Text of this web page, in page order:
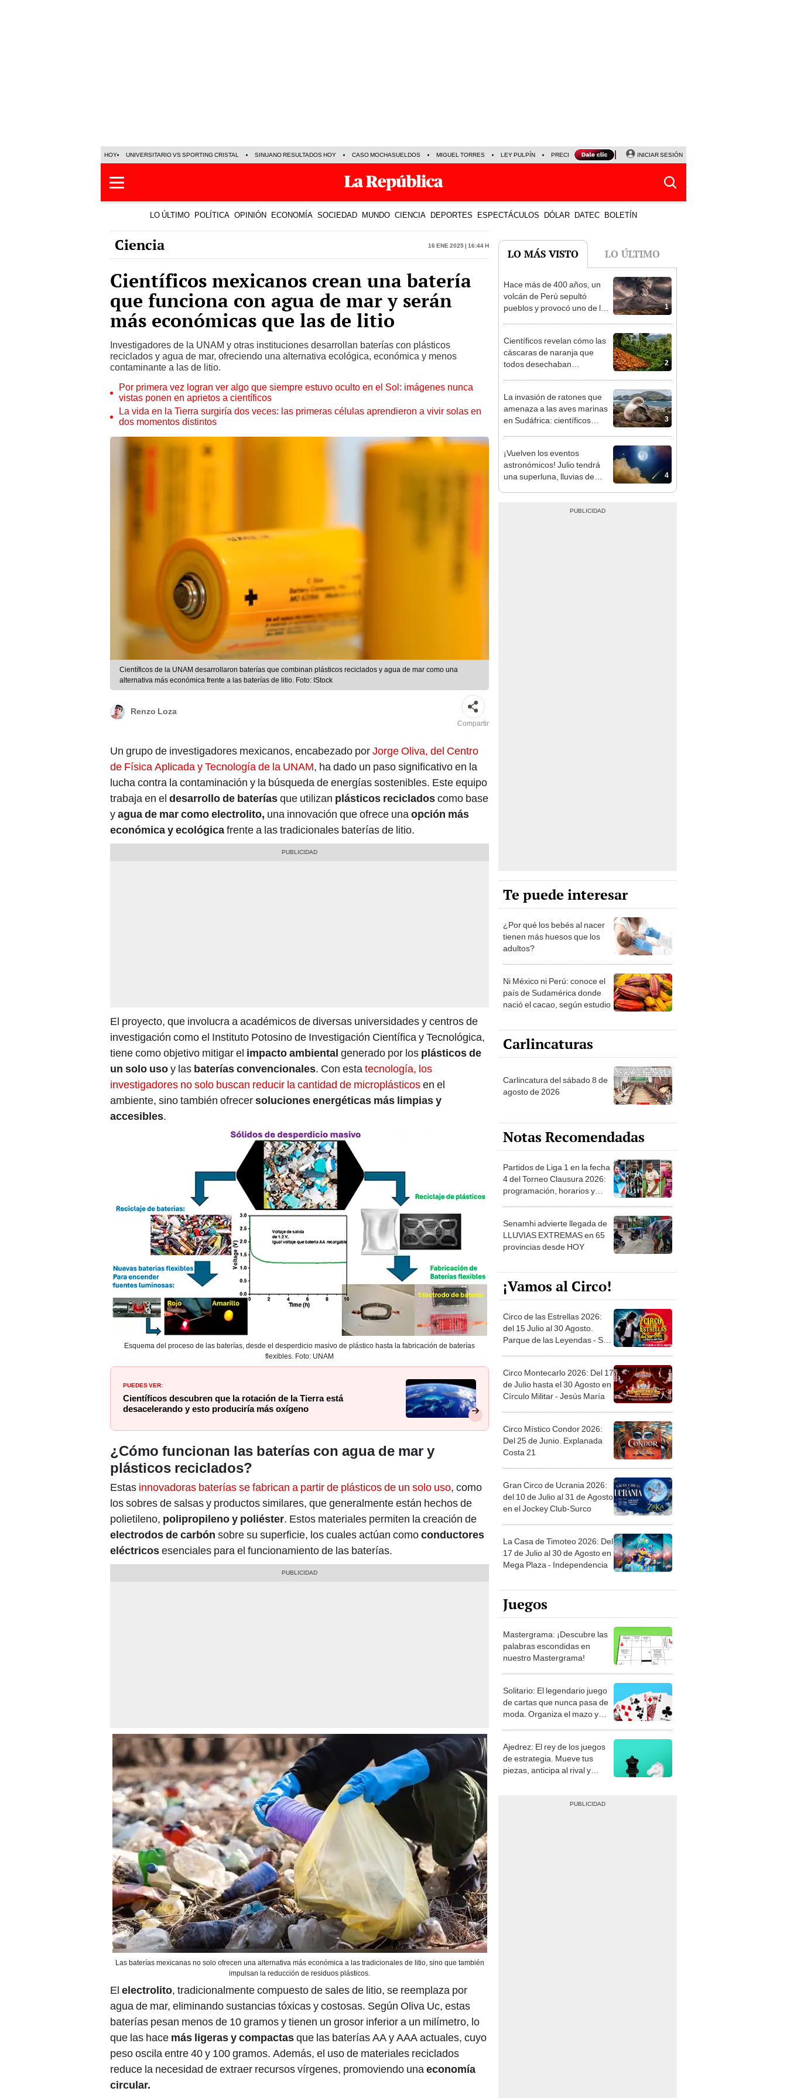
HOY UNIVERSITARIO VS SPORTING CRISTAL SINUANO RESULTADOS HOY CASO MOCHASUELDOS MIGUEL TORRES LEY PULPÍN PRECIO DEL DÓLAR CORTE DE LUZ VIERNES 7 DE AGOSTO
INICIAR SESIÓN
LO ÚLTIMO POLÍTICA OPINIÓN ECONOMÍA SOCIEDAD MUNDO CIENCIA DEPORTES ESPECTÁCULOS DÓLAR DATEC BOLETÍN
Ciencia 16 Ene 2025 | 16:44 h
Científicos mexicanos crean una batería
que funciona con agua de mar y serán
más económicas que las de litio
Investigadores de la UNAM y otras instituciones desarrollan baterías con plásticos
reciclados y agua de mar, ofreciendo una alternativa ecológica, económica y menos
contaminante a las de litio.
Por primera vez logran ver algo que siempre estuvo oculto en el Sol: imágenes nunca
vistas ponen en aprietos a científicos
La vida en la Tierra surgiría dos veces: las primeras células aprendieron a vivir solas en
dos momentos distintos
Científicos de la UNAM desarrollaron baterías que combinan plásticos reciclados y agua de mar como una
alternativa más económica frente a las baterías de litio. Foto: IStock
Renzo Loza
Compartir
Un grupo de investigadores mexicanos, encabezado porJorge Oliva, del Centro
de Física Aplicada y Tecnología de la UNAM, ha dado un paso significativo en la
lucha contra la contaminación y la búsqueda de energías sostenibles. Este equipo
trabaja en el desarrollo de bateríasque utilizan plásticos recicladoscomo base
yagua de mar como electrolito, una innovación que ofrece unaopción más
económica y ecológicafrente a las tradicionales baterías de litio.
El proyecto, que involucra a académicos de diversas universidades y centros de
investigación como el Instituto Potosino de Investigación Científica y Tecnológica,
tiene como objetivo mitigar el impacto ambiental generado por los plásticos de
un solo usoy las baterías convencionales. Con estatecnología, los
investigadores no solo buscan reducir la cantidad de microplásticosen el
ambiente, sino también ofrecersoluciones energéticas más limpias y
accesibles.
Esquema del proceso de las baterías, desde el desperdicio masivo de plástico hasta la fabricación de baterías
flexibles. Foto: UNAM
PUEDES VER:
Científicos descubren que la rotación de la Tierra está
desacelerando y esto produciría más oxígeno
¿Cómo funcionan las baterías con agua de mar y
plásticos reciclados?
Estas innovadoras baterías se fabrican a partir de plásticos de un solo uso, como
los sobres de salsas y productos similares, que generalmente están hechos de
polietileno, polipropileno y poliéster. Estos materiales permiten la creación de
electrodos de carbón sobre su superficie, los cuales actúan comoconductores
eléctricosesenciales para el funcionamiento de las baterías.
Las baterías mexicanas no solo ofrecen una alternativa más económica a las tradicionales de litio, sino que también
impulsan la reducción de residuos plásticos.
El electrolito, tradicionalmente compuesto de sales de litio, se reemplaza por
agua de mar, eliminando sustancias tóxicas y costosas. Según Oliva Uc, estas
baterías pesan menos de 10 gramos y tienen un grosor inferior a un milímetro, lo
que las hace más ligeras y compactasque las baterías AA y AAA actuales, cuyo
peso oscila entre 40 y 100 gramos. Además, el uso de materiales reciclados
reduce la necesidad de extraer recursos vírgenes, promoviendo unaeconomía
circular.
LO MÁS VISTO LO ÚLTIMO
1
Hace más de 400 años, un
volcán de Perú sepultó
pueblos y provocó uno de los
2
Científicos revelan cómo las
cáscaras de naranja que
todos desechaban
después
3
La invasión de ratones que
amenaza a las aves marinas
en Sudáfrica: científicos
4
¡Vuelven los eventos
astronómicos! Julio tendrá
una superluna, lluvias de
Te puede interesar
¿Por qué los bebés al nacer
tienen más huesos que los
adultos?
Ni México ni Perú: conoce el
país de Sudamérica donde
nació el cacao, según estudio
Carlincaturas
Carlincatura del sábado 8 de
agosto de 2026
Notas Recomendadas
Partidos de Liga 1 en la fecha
4 del Torneo Clausura 2026:
programación, horarios y
Senamhi advierte llegada de
LLUVIAS EXTREMAS en 65
provincias desde HOY
¡Vamos al Circo!
Circo de las Estrellas 2026:
del 15 Julio al 30 Agosto.
Parque de las Leyendas - San
Circo Montecarlo 2026: Del 17
de Julio hasta el 30 Agosto en
Círculo Militar - Jesús María
Circo Místico Condor 2026:
Del 25 de Junio. Explanada
Costa 21
Gran Circo de Ucrania 2026:
del 10 de Julio al 31 de Agosto
en el Jockey Club-Surco
La Casa de Timoteo 2026: Del
17 de Julio al 30 de Agosto en
Mega Plaza - Independencia
Juegos
Mastergrama: ¡Descubre las
palabras escondidas en
nuestro Mastergrama!
Solitario: El legendario juego
de cartas que nunca pasa de
moda. Organiza el mazo y
Ajedrez: El rey de los juegos
de estrategia. Mueve tus
piezas, anticipa al rival y